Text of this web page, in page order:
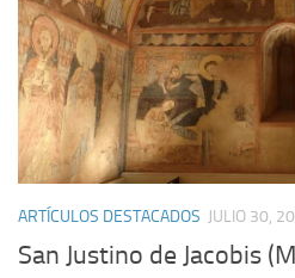
ARTÍCULOS DESTACADOS JULIO 30,
San Justino de Jacobis